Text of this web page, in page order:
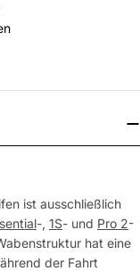
ist ausschließlich
-, 1S- und Pro 2-
hat eine
der Fahrt